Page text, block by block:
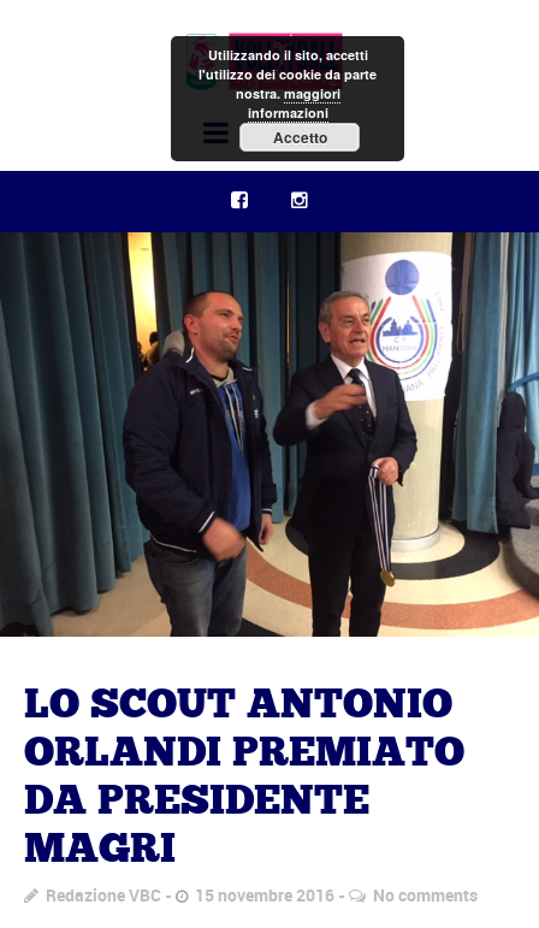
Menu
LO SCOUT ANTONIO
ORLANDI PREMIATO
DA PRESIDENTE
MAGRI
Redazione VBC 15 novembre 2016 No comments
Utilizzando il sito, accetti
l'utilizzo dei cookie da parte
nostra.maggiori
informazioni
Accetto